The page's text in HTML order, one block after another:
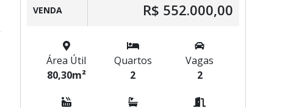
VENDA R$ 552.000,00
Área Útil
80,30m²
Quartos
2
Vagas
2